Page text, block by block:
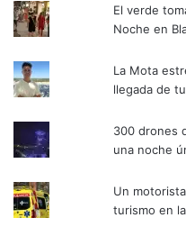
El verde
Noche en
La Mota
llegada de
300 drones
una noche
Un
turismo en